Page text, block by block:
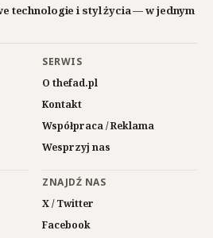
technologie i styl życia — w jednym
SERWIS
O thefad.pl
Kontakt
Współpraca / Reklama
Wesprzyj nas
ZNAJDŹ NAS
X / Twitter
Facebook